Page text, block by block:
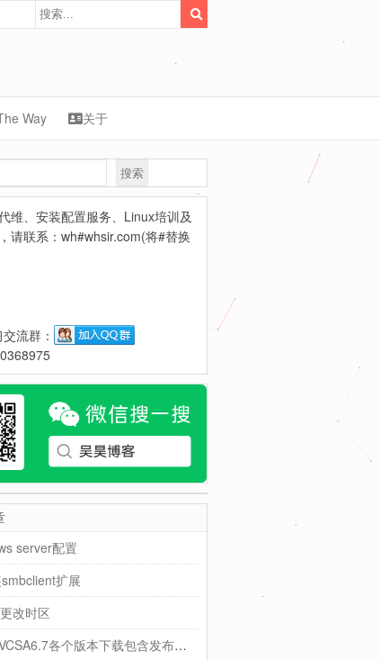
synology
Way 关于
搜索
维、安装配置服务、Linux培训及
请联系：wh#whsir.com(将#替换
流群：
server配置
扩展
改时区
全网最全VCSA6.7各个版本下载包含发布时间版本号MD5/SHA1